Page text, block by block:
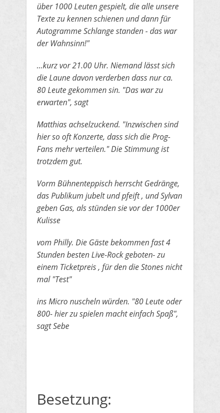
über 1000 Leuten gespielt, die alle unsere
Texte zu kennen schienen ​und dann für
Autogramme Schlange standen - das war
der Wahnsinn!"
​...kurz vor 21.00 Uhr. Niemand lässt sich
die Laune davon verderben dass nur ca.
80 Leute gekommen sin. "Das war zu
erwarten", sagt
​Matthias achselzuckend. "Inzwischen sind
hier so oft Konzerte, dass sich die Prog-
Fans mehr verteilen." Die Stimmung ist
trotzdem gut.
​Vorm Bühnenteppisch herrscht Gedränge,
das Publikum jubelt und pfeift , und Sylvan
geben Gas, als stünden sie vor der 1000er
Kulisse
​vom Philly. Die Gäste bekommen fast 4
Stunden besten Live-Rock geboten- zu
einem Ticketpreis , für den die Stones nicht
mal "Test"
​ins Micro nuscheln würden. "80 Leute oder
800- hier zu spielen macht einfach Spaß",
sagt Sebe
Besetzung: